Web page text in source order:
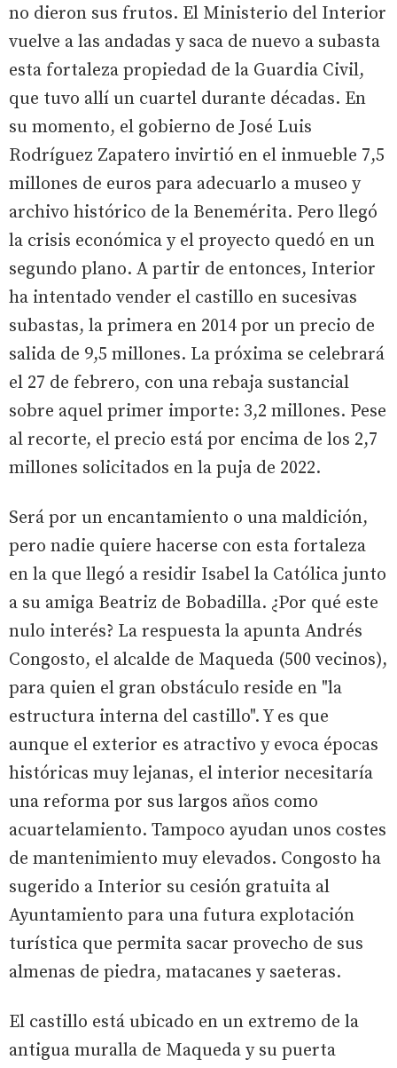
no dieron sus frutos. El Ministerio del Interior
vuelve a las andadas y saca de nuevo a subasta
esta fortaleza propiedad de la Guardia Civil,
que tuvo allí un cuartel durante décadas. En
su momento, el gobierno de José Luis
Rodríguez Zapatero invirtió en el inmueble 7,5
millones de euros para adecuarlo a museo y
archivo histórico de la Benemérita. Pero llegó
la crisis económica y el proyecto quedó en un
segundo plano. A partir de entonces, Interior
ha intentado vender el castillo en sucesivas
subastas, la primera en 2014 por un precio de
salida de 9,5 millones. La próxima se celebrará
el 27 de febrero, con una rebaja sustancial
sobre aquel primer importe: 3,2 millones. Pese
al recorte, el precio está por encima de los 2,7
millones solicitados en la puja de 2022.
Será por un encantamiento o una maldición,
pero nadie quiere hacerse con esta fortaleza
en la que llegó a residir Isabel la Católica junto
a su amiga Beatriz de Bobadilla. ¿Por qué este
nulo interés? La respuesta la apunta Andrés
Congosto, el alcalde de Maqueda (500 vecinos),
para quien el gran obstáculo reside en "la
estructura interna del castillo". Y es que
aunque el exterior es atractivo y evoca épocas
históricas muy lejanas, el interior necesitaría
una reforma por sus largos años como
acuartelamiento. Tampoco ayudan unos costes
de mantenimiento muy elevados. Congosto ha
sugerido a Interior su cesión gratuita al
Ayuntamiento para una futura explotación
turística que permita sacar provecho de sus
almenas de piedra, matacanes y saeteras.
El castillo está ubicado en un extremo de la
antigua muralla de Maqueda y su puerta